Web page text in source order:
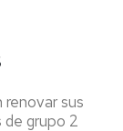
sus
grupo 2